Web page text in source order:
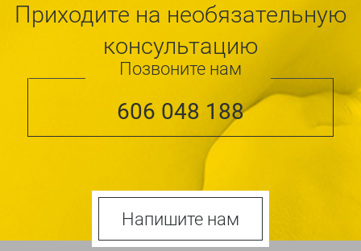
Приходите на необязательную
консультацию
Позвоните нам
606 048 188
Напишите нам